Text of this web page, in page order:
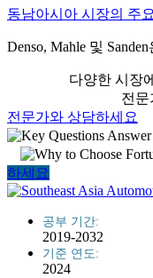
동남아시아 시장의 주
Denso, Mahle 및
다양한 시장
전문
전문가와 상담하세요
하세요
공부 기간:
2019-2032
기준 연도:
2024